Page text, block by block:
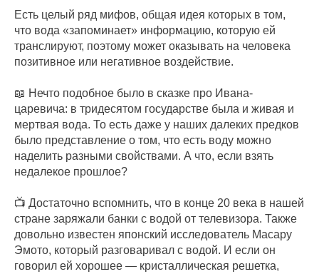
Есть целый ряд мифов, общая идея которых в том,
что вода «запоминает» информацию, которую ей
транслируют, поэтому может оказывать на человека
позитивное или негативное воздействие.
📖 Нечто подобное было в сказке про Ивана-
царевича: в тридесятом государстве была и живая и
мертвая вода. То есть даже у наших далеких предков
было представление о том, что есть воду можно
наделить разными свойствами. А что, если взять
недалекое прошлое?
📺 Достаточно вспомнить, что в конце 20 века в нашей
стране заряжали банки с водой от телевизора. Также
довольно известен японский исследователь Масару
Эмото, который разговаривал с водой. И если он
говорил ей хорошее — кристаллическая решетка,